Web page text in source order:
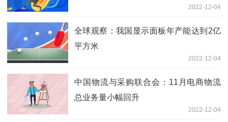
2022-12-04
全球观察：我国显示面板年产能达到2亿
平方米
2022-12-04
中国物流与采购联合会：11月电商物流
总业务量小幅回升
2022-12-04